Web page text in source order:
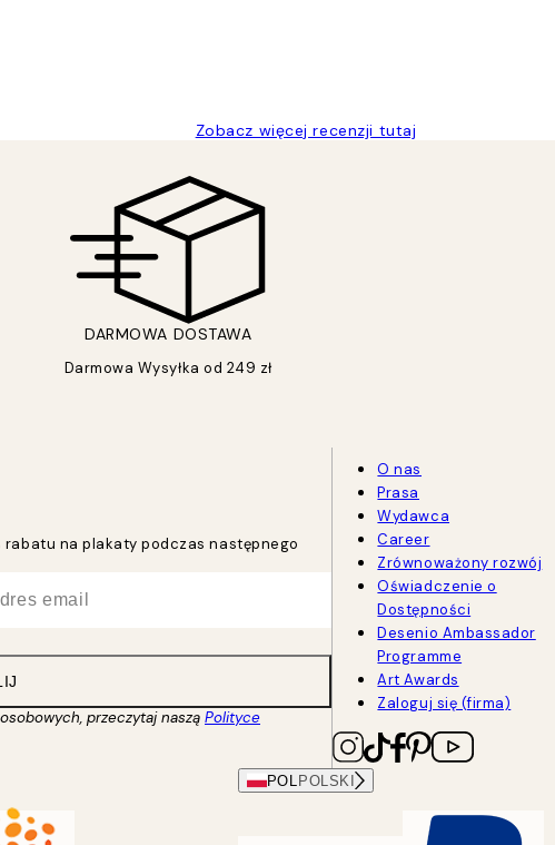
Zobacz więcej recenzji tutaj
DARMOWA DOSTAWA
Darmowa Wysyłka od 249 zł
rabatu na plakaty podczas następnego
przeczytaj naszą Polityce
O nas
Prasa
Wydawca
Career
Zrównoważony rozwój
Oświadczenie o
Dostępności
Desenio Ambassador
Programme
Art Awards
Zaloguj się (firma)
POL POLSKI